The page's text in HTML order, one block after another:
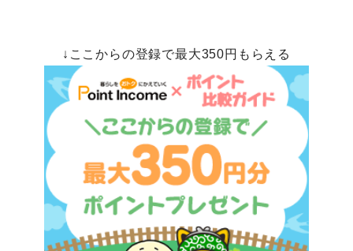
↓ここからの登録で最大350円もらえる